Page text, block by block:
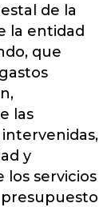
de la
la entidad
que
las
y
servicios